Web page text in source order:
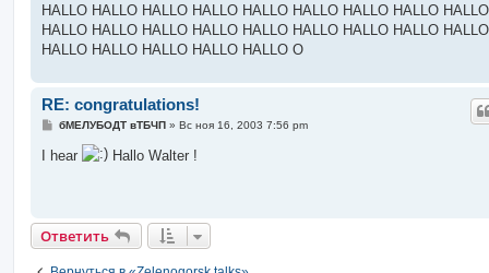
HALLO HALLO HALLO HALLO HALLO HALLO HALLO HALLO
HALLO HALLO HALLO HALLO HALLO HALLO HALLO HALLO
HALLO HALLO HALLO HALLO HALLO O
RE: congratulations!
С
б
бМЕЛУБОДТ вТБЧП» Вс ноя 16, 2003 7:56 pm
I hear Hallo Walter !
Ответить